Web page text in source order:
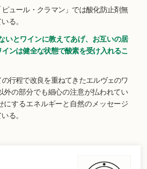
ュール・クラマン」では酸化防止剤無
る。
いとワインに教えてあげ、お互いの居
ンは健全な状態で酸素を受け入れるこ
行程で改良を重ねてきたエルヴェのワ
外の部分でも細心の注意が払われてい
にするエネルギーと自然のメッセージ
る。